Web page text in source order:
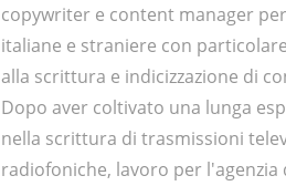
copywriter e content manager
italiane e straniere con
alla scrittura e indicizzazione di
Dopo aver coltivato una lunga
nella scrittura di trasmissioni
radiofoniche, lavoro per l'agenzia